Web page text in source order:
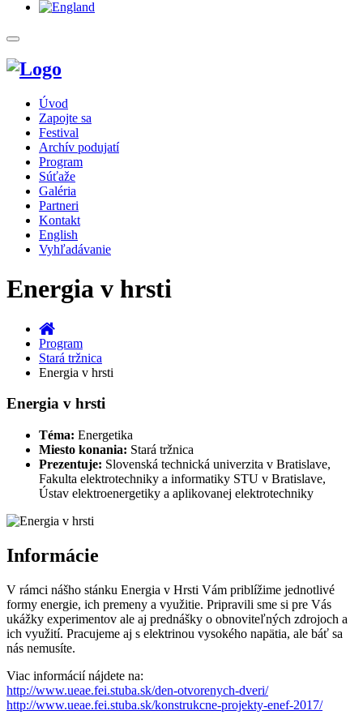
Toggle
navigation
Úvod
Zapojte sa
Festival
Archív podujatí
Program
Súťaže
Galéria
Partneri
Kontakt
English
Vyhľadávanie
Energia v hrsti
Program
Stará tržnica
Energia v hrsti
Energia v hrsti
Téma: Energetika
Miesto konania: Stará tržnica
Prezentuje: Slovenská technická univerzita v Bratislave,
Fakulta elektrotechniky a informatiky STU v Bratislave,
Ústav elektroenergetiky a aplikovanej elektrotechniky
Informácie
V rámci nášho stánku Energia v Hrsti Vám priblížime jednotlivé
formy energie, ich premeny a využitie. Pripravili sme si pre Vás
ukážky experimentov ale aj prednášky o obnoviteľných zdrojoch a
ich využití. Pracujeme aj s elektrinou vysokého napätia, ale báť sa
nás nemusíte.
Viac informácií nájdete na:
http://www.ueae.fei.stuba.sk/den-otvorenych-dveri/
http://www.ueae.fei.stuba.sk/konstrukcne-projekty-enef-2017/